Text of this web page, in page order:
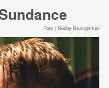
Foto | Robby Baumgartner